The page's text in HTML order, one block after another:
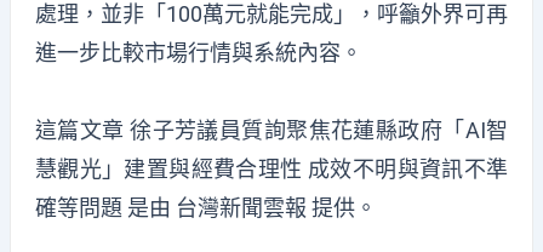
處理，並非「100萬元就能完成」，呼籲外界可再
進一步比較市場行情與系統內容。
這篇文章徐子芳議員質詢聚焦花蓮縣政府「AI智
慧觀光」建置與經費合理性 成效不明與資訊不準
確等問題 是由 台灣新聞雲報 提供。